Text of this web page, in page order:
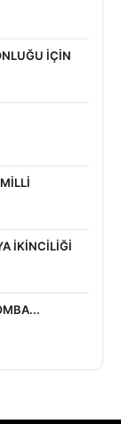
İÇİN
İKİNCİLİĞİ